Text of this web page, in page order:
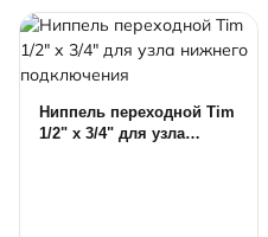
Ниппель переходной Tim
1/2" х 3/4" для узла